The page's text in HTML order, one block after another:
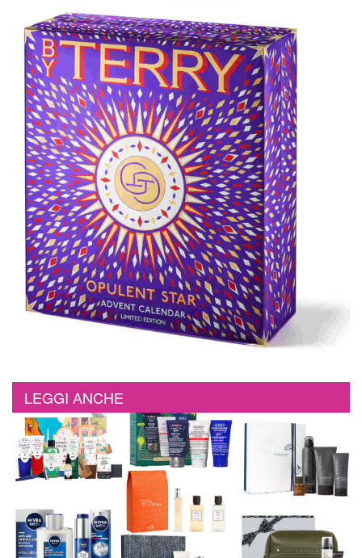
LEGGI ANCHE